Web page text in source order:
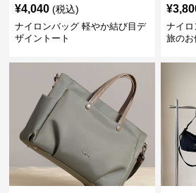
¥4,040 (税込)
ナイロンバッグ 軽やか結び目デ
ザイントート
¥
ナイ
旅のお